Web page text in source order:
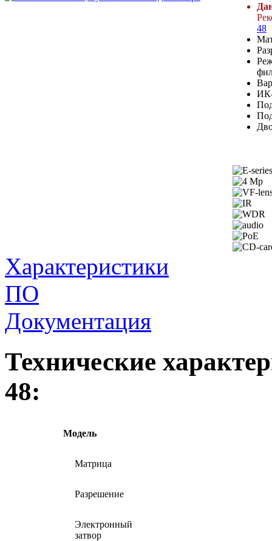
48
ИК-
Характеристики
ПО
Документация
Технические
48:
Модель
Матрица
Разрешение
Электронный
затвор